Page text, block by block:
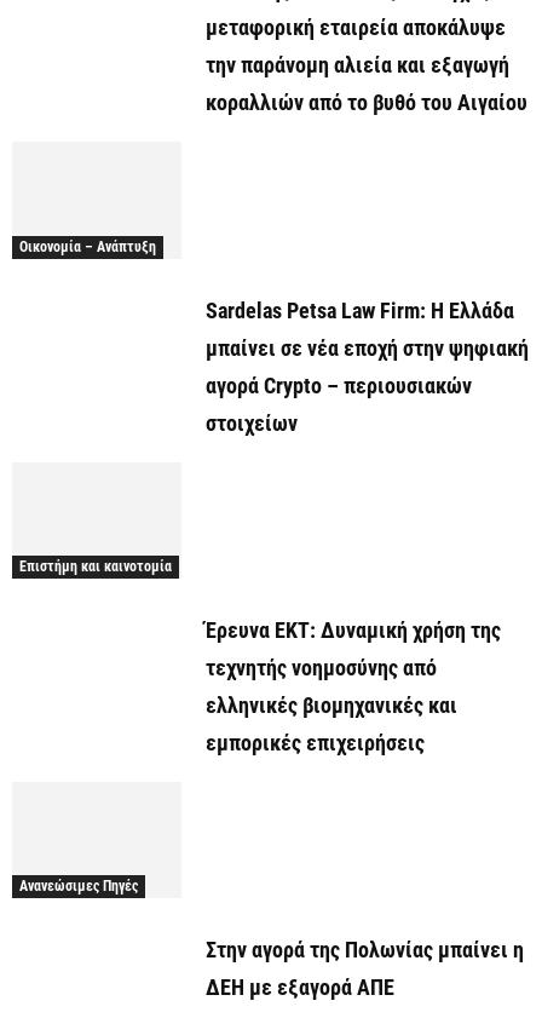
μεταφορική εταιρεία αποκάλυψε
την παράνομη αλιεία και εξαγωγή
κοραλλιών από το βυθό του Αιγαίου
Οικονομία – Ανάπτυξη
Sardelas Petsa Law Firm: Η Ελλάδα
μπαίνει σε νέα εποχή στην ψηφιακή
αγορά Crypto – περιουσιακών
στοιχείων
Επιστήμη και καινοτομία
Έρευνα ΕΚΤ: Δυναμική χρήση της
τεχνητής νοημοσύνης από
ελληνικές βιομηχανικές και
εμπορικές επιχειρήσεις
Ανανεώσιμες Πηγές
Στην αγορά της Πολωνίας μπαίνει η
ΔΕΗ με εξαγορά ΑΠΕ